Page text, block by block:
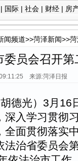
| 国际 | 社会 | 财经 | 房
闻频道>>菏泽新闻>>
委员会召开第
来源:菏泽日报
胡德光）3月16
入学习贯彻
面贯彻落实
法治省委员会